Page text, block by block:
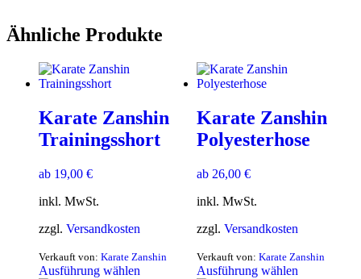
Ähnliche Produkte
Karate Zanshin
Trainingsshort
ab 19,00 €
inkl. MwSt.
zzgl. Versandkosten
Verkauft von: Karate Zanshin
Ausführung wählen
Karate Zanshin
Polyesterhose
ab 26,00 €
inkl. MwSt.
zzgl. Versandkosten
Verkauft von: Karate Zanshin
Ausführung wählen